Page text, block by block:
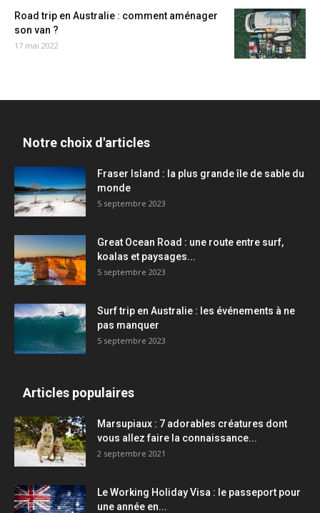
Road trip en Australie : comment aménager
son van ?
17 mai 2022
Notre choix d'articles
Fraser Island : la plus grande île de sable du
monde
5 septembre 2023
Great Ocean Road : une route entre surf,
koalas et paysages...
5 septembre 2023
Surf trip en Australie : les événements à ne
pas manquer
5 septembre 2023
Articles populaires
Marsupiaux : 7 adorables créatures dont
vous allez faire la connaissance...
2 septembre 2021
Le Working Holiday Visa : le passeport pour
une année en...